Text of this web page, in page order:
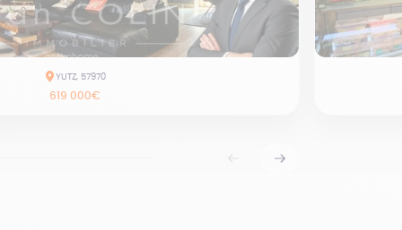
YUTZ, 57970
619 000€